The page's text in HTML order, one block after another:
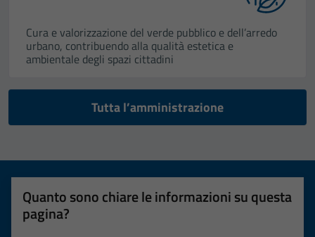
Cura e valorizzazione del verde pubblico e dell’arredo
urbano, contribuendo alla qualità estetica e
ambientale degli spazi cittadini
Tutta l’amministrazione
Quanto sono chiare le informazioni su questa
pagina?